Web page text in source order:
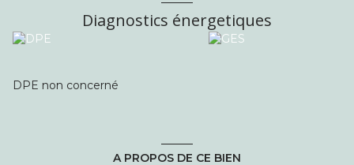
Diagnostics énergetiques
DPE non concerné
A PROPOS DE CE BIEN